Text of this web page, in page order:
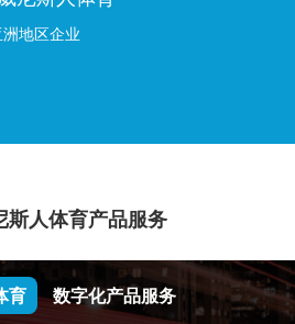
地区企业
斯人体育产品服务
育 数字化产品服务